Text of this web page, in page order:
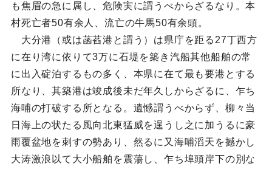
も焦眉の急に属し、危険実に謂うべからざるなり。本
村死亡者50有余人、流亡の牛馬50有余頭。
大分港（或は菡萏港と謂う）は県庁を距る27丁西方
に在り湾に依りて3万に石堤を築き汽船其他船舶の常
に出入碇泊するもの多く、本県に在て最も要港とする
所なり、其築港は竣成後未だ年久しからざるに、乍ち
海哺の打破する所となる。遺憾謂うべからず、柳々当
日海上の状たる風向北東猛威を逞うし之に加うるに豪
雨覆盆地を刺すの勢あり、然るに又海哺滔天を撼かし
大涛激浪以て大小船舶を震蕩し、乍ち埠頭岸下の別な